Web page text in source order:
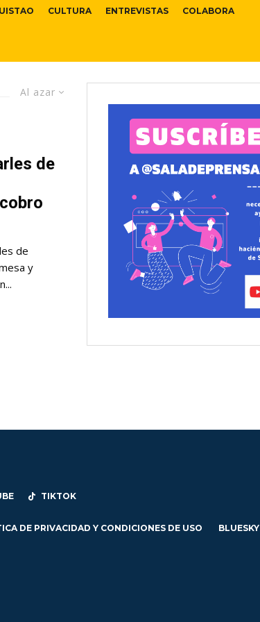
CULTURA ENTREVISTAS COLABORA
Al azar
de
de
y
TIKTOK
DE PRIVACIDAD Y CONDICIONES DE USO BLUESKY